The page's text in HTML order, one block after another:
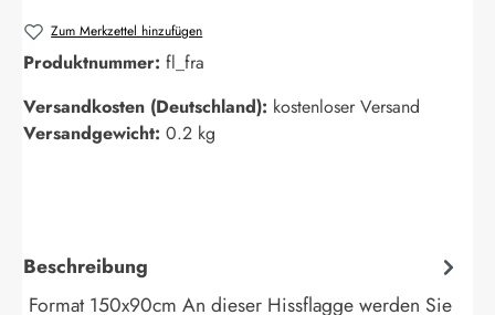
Zum Merkzettel hinzufügen
Produktnummer: fl_fra
Versandkosten (Deutschland): kostenloser Versand
Versandgewicht: 0.2 kg
Beschreibung
Format 150x90cm An dieser Hissflagge werden Sie